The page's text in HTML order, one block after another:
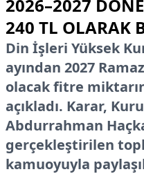
2026–2027
240 TL OLARAK
Din İşleri Yüksek
ayından 2027
olacak fitre
açıkladı. Karar,
Abdurrahman
gerçekleştirilen
kamuoyuyla